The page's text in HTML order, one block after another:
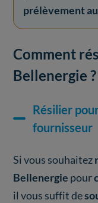
prélèvement
Comment
Bellenergie ?
Résilier
fournisseur
Si vous souhaitez
Bellenergie pour
il vous suffit de